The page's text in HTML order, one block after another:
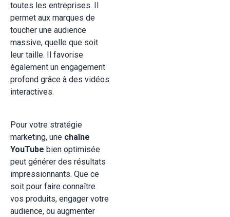
toutes les entreprises. Il
permet aux marques de
toucher une audience
massive, quelle que soit
leur taille. Il favorise
également un engagement
profond grâce à des vidéos
interactives.
Pour votre stratégie
marketing, une chaîne
YouTube bien optimisée
peut générer des résultats
impressionnants. Que ce
soit pour faire connaître
vos produits, engager votre
audience, ou augmenter